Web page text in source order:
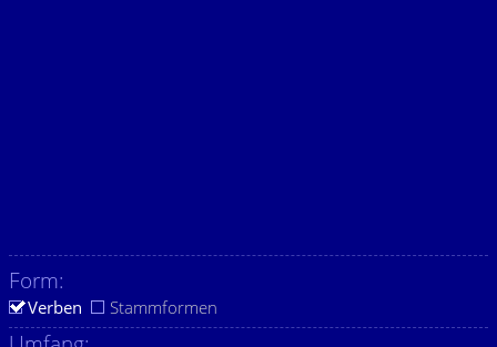
Form:
Verben Stammformen